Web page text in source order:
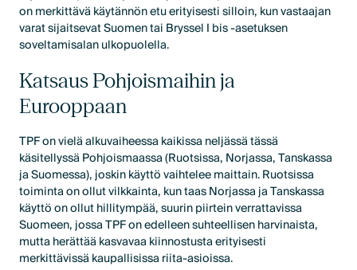
on merkittävä käytännön etu erityisesti silloin, kun vastaajan
varat sijaitsevat Suomen tai Bryssel I bis -asetuksen
soveltamisalan ulkopuolella.
Katsaus Pohjoismaihin ja
Eurooppaan
TPF on vielä alkuvaiheessa kaikissa neljässä tässä
käsitellyssä Pohjoismaassa (Ruotsissa, Norjassa, Tanskassa
ja Suomessa), joskin käyttö vaihtelee maittain. Ruotsissa
toiminta on ollut vilkkainta, kun taas Norjassa ja Tanskassa
käyttö on ollut hillitympää, suurin piirtein verrattavissa
Suomeen, jossa TPF on edelleen suhteellisen harvinaista,
mutta herättää kasvavaa kiinnostusta erityisesti
merkittävissä kaupallisissa riita-asioissa.